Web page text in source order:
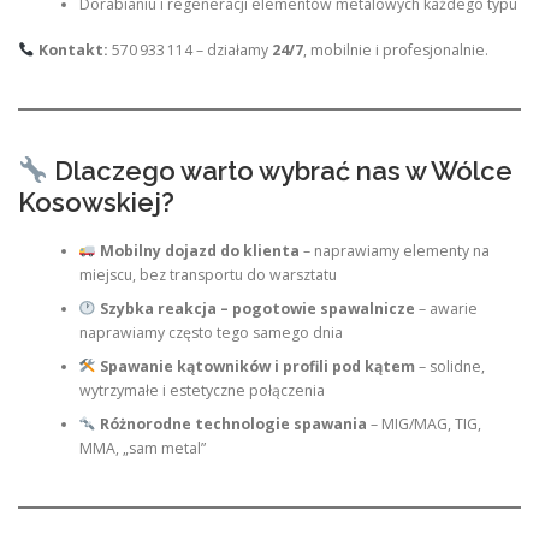
Kontakt: 570 933 114 – działamy 24/7, mobilnie i profesjonalnie.
Dlaczego warto wybrać nas w Wólce
Kosowskiej?
Mobilny dojazd do klienta – naprawiamy elementy na
miejscu, bez transportu do warsztatu
Szybka reakcja – pogotowie spawalnicze – awarie
naprawiamy często tego samego dnia
Spawanie kątowników i profili pod kątem – solidne,
wytrzymałe i estetyczne połączenia
Różnorodne technologie spawania – MIG/MAG, TIG,
MMA, „sam metal”